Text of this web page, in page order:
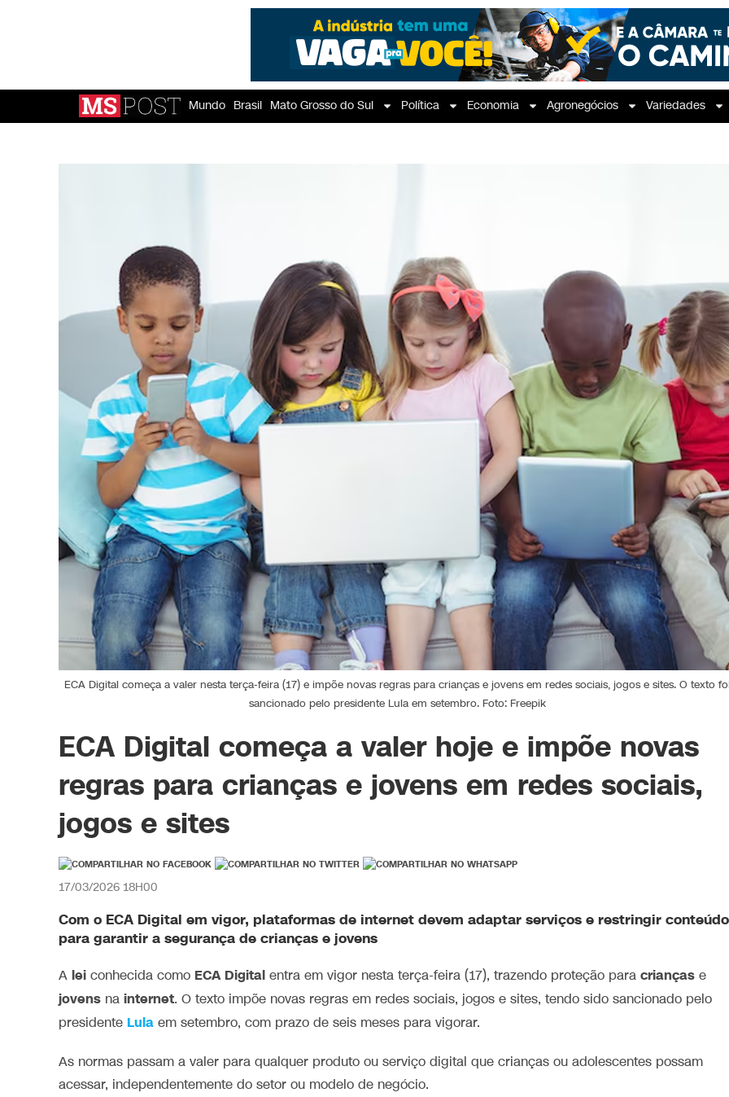
Mundo Brasil Mato Grosso do Sul Política Economia Agronegócios Variedades
ECA Digital começa a valer nesta terça-feira (17) e impõe novas regras para crianças e jovens em redes sociais, jogos e sites. O texto
sancionado pelo presidente Lula em setembro. Foto: Freepik
ECA Digital começa a valer hoje e impõe novas
regras para crianças e jovens em redes sociais,
jogos e sites
17/03/2026 18H00
Com o ECA Digital em vigor, plataformas de internet devem adaptar serviços e restringir
para garantir a segurança de crianças e jovens
A lei conhecida como ECA Digital entra em vigor nesta terça-feira (17), trazendo proteção para crianças e
jovens na internet. O texto impõe novas regras em redes sociais, jogos e sites, tendo sido sancionado pelo
presidente Lula em setembro, com prazo de seis meses para vigorar.
As normas passam a valer para qualquer produto ou serviço digital que crianças ou adolescentes possam
acessar, independentemente do setor ou modelo de negócio.